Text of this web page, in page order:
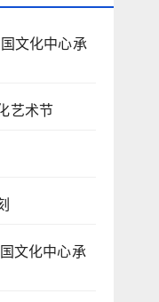
文化中心承
艺术节
文化中心承